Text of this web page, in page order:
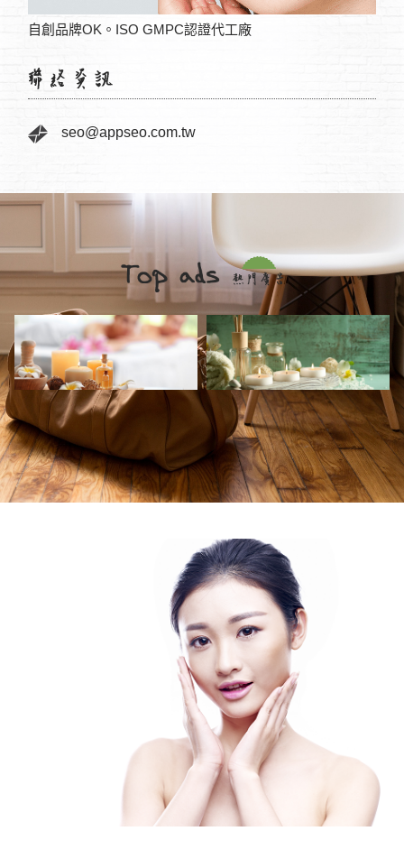
自創品牌OK。ISO GMPC認證代工廠
seo@appseo.com.tw